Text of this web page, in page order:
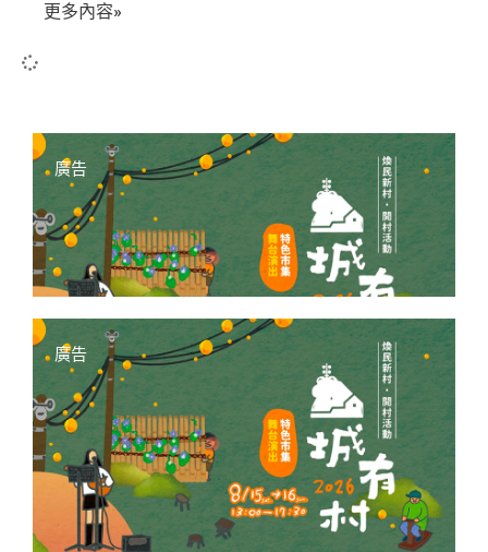
更多內容»
廣告
廣告